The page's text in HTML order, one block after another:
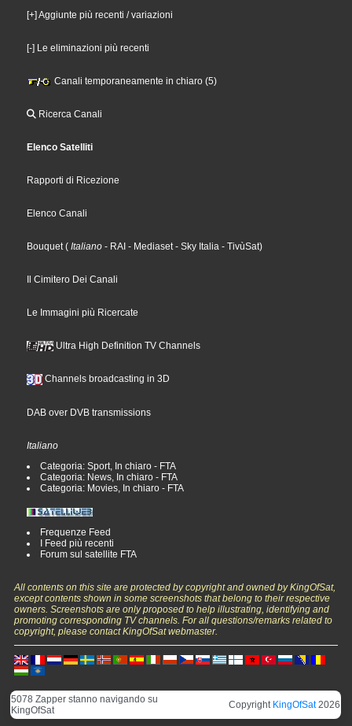
[+] Aggiunte più recenti / variazioni
[-] Le eliminazioni più recenti
Canali temporaneamente in chiaro (5)
Ricerca Canali
Elenco Satelliti
Rapporti di Ricezione
Elenco Canali
Bouquet ( Italiano - RAI - Mediaset - Sky Italia - TivùSat)
Il Cimitero Dei Canali
Le Immagini più Ricercate
Ultra High Definition TV Channels
Channels broadcasting in 3D
DAB over DVB transmissions
Italiano
Categoria: Sport, In chiaro - FTA
Categoria: News, In chiaro - FTA
Categoria: Movies, In chiaro - FTA
Frequenze Feed
I Feed più recenti
Forum sul satellite FTA
All contents on this site are protected by copyright and owned by KingOfSat,
except contents shown in some screenshots that belong to their respective
owners. Screenshots are only proposed to help illustrating, identifying and
promoting corresponding TV channels. For all questions/remarks related to
copyright, please contact KingOfSat webmaster.
5078 Zapper stanno navigando su
KingOfSat
Copyright KingOfSat2026